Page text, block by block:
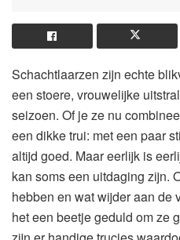
Schachtlaarzen zijn echte
een stoere, vrouwelijke
seizoen. Of je ze nu
een dikke trui: met een paar
altijd goed. Maar eerlijk is
kan soms een uitdaging zijn.
hebben en wat wijder aan de
het een beetje geduld om ze